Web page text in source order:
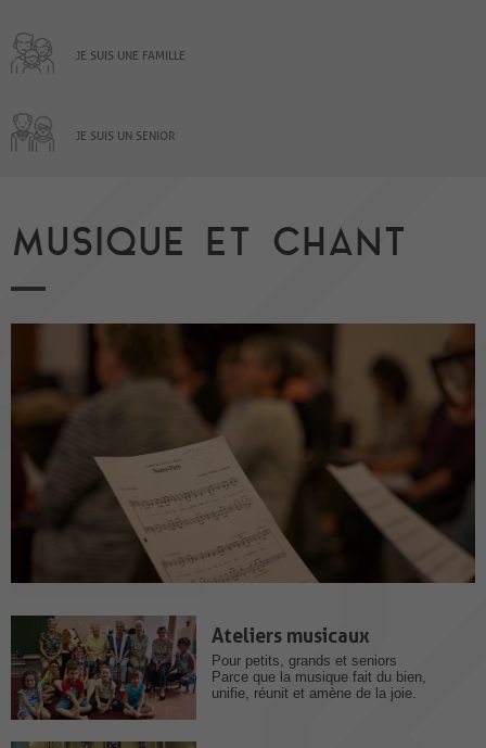
JE SUIS UNE FAMILLE
JE SUIS UN SENIOR
MUSIQUE ET CHANT
Ateliers musicaux
Pour petits, grands et seniors
Parce que la musique fait du bien,
unifie, réunit et amène de la joie.